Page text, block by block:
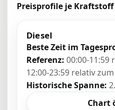
Preisprofile je Kraftstoff
Diesel
Beste Zeit im
Referenz: 00:00-11:59
12:00-23:59 relativ
Historische Spanne:
Chart